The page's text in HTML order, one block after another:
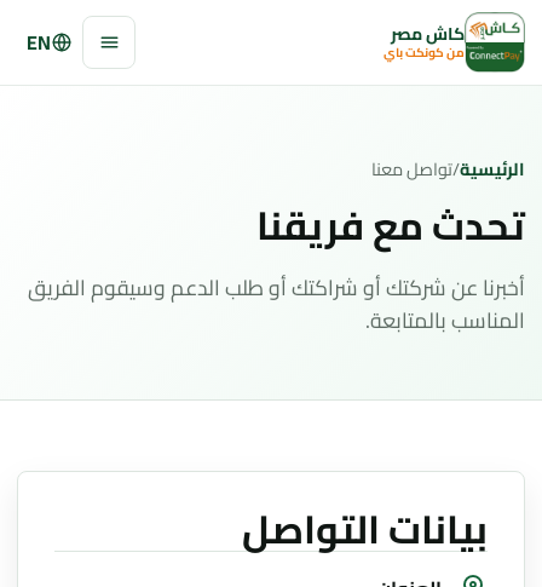
كاش مصر
من كونكت باي EN
الرئيسية/تواصل معنا
تحدث مع فريقنا
أخبرنا عن شركتك أو شراكتك أو طلب الدعم وسيقوم الفريق
المناسب بالمتابعة.
بيانات التواصل